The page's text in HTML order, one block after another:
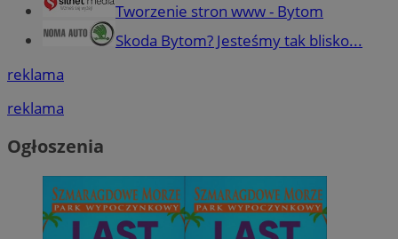
Tworzenie stron www - Bytom
Skoda Bytom? Jesteśmy tak blisko...
reklama
reklama
Ogłoszenia